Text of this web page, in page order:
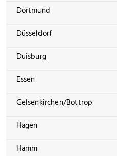
Dortmund
Düsseldorf
Duisburg
Essen
Gelsenkirchen/Bottrop
Hagen
Hamm